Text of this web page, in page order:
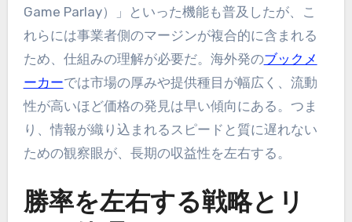
Game Parlay）」といった機能も普及したが、こ
れらには事業者側のマージンが複合的に含まれる
ため、仕組みの理解が必要だ。海外発のブックメ
ーカーでは市場の厚みや提供種目が幅広く、流動
性が高いほど価格の発見は早い傾向にある。つま
り、情報が織り込まれるスピードと質に遅れない
ための観察眼が、長期の収益性を左右する。
勝率を左右する戦略とリ